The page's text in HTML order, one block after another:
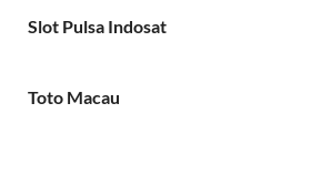
Slot Pulsa Indosat
Toto Macau